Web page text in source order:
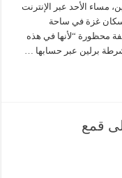
مساء الأحد عبر الإنترنت
غزة في ساحة
محظورة “لأنها في هذه
برلين عبر حسابها …
قمع